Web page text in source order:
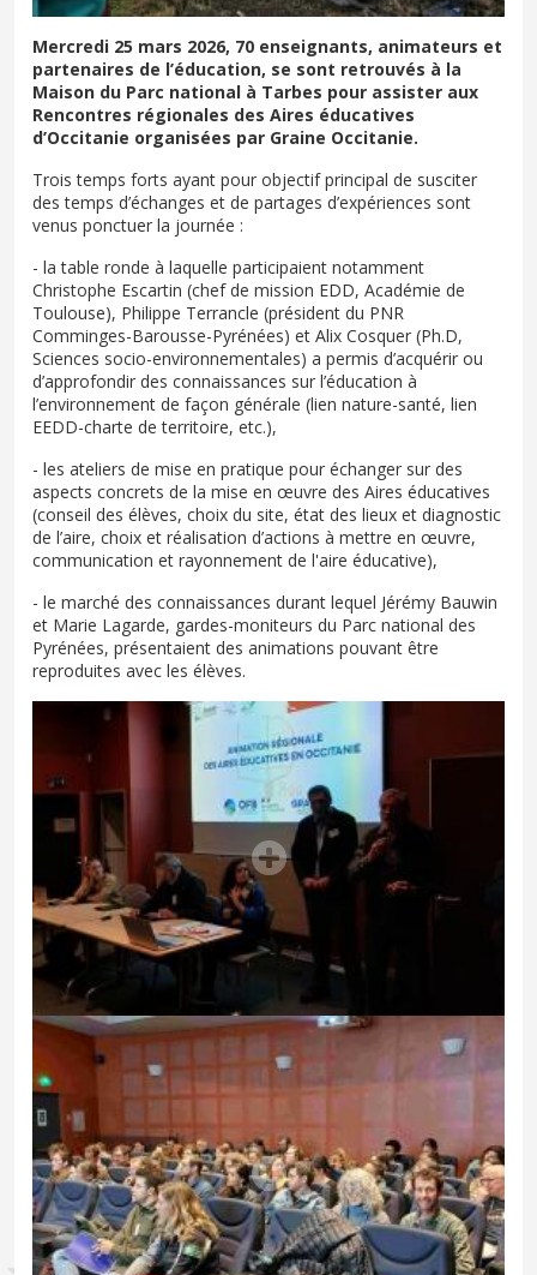
Mercredi 25 mars 2026, 70 enseignants, animateurs et
partenaires de l’éducation, se sont retrouvés à la
Maison du Parc national à Tarbes pour assister aux
Rencontres régionales des Aires éducatives
d’Occitanie organisées par Graine Occitanie.
Trois temps forts ayant pour objectif principal de susciter
des temps d’échanges et de partages d’expériences sont
venus ponctuer la journée :
- la table ronde à laquelle participaient notamment
Christophe Escartin (chef de mission EDD, Académie de
Toulouse), Philippe Terrancle (président du PNR
Comminges-Barousse-Pyrénées) et Alix Cosquer (Ph.D,
Sciences socio-environnementales) a permis d’acquérir ou
d’approfondir des connaissances sur l’éducation à
l’environnement de façon générale (lien nature-santé, lien
EEDD-charte de territoire, etc.),
- les ateliers de mise en pratique pour échanger sur des
aspects concrets de la mise en œuvre des Aires éducatives
(conseil des élèves, choix du site, état des lieux et diagnostic
de l’aire, choix et réalisation d’actions à mettre en œuvre,
communication et rayonnement de l'aire éducative),
- le marché des connaissances durant lequel Jérémy Bauwin
et Marie Lagarde, gardes-moniteurs du Parc national des
Pyrénées, présentaient des animations pouvant être
reproduites avec les élèves.